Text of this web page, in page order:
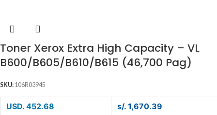
Toner Xerox Extra High Capacity – VL
B600/B605/B610/B615 (46,700 Pag)
SKU: 106R03945
USD. 452.68 s/. 1,670.39